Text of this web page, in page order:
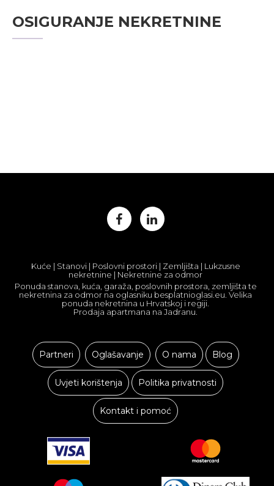
OSIGURANJE NEKRETNINE
Kuće | Stanovi | Poslovni prostori | Zemljišta | Lukzusne
nekretnine | Nekretnine za odmor
Ponuda stanova, kuća, garaža, poslovnih prostora, zemljišta te
nekretnina za odmor na oglasniku besplatnioglasi.eu. Velika
ponuda nekretnina u Hrvatskoj i regiji.
Prodaja apartmana na Jadranu.
Partneri Oglašavanje O nama Blog
Uvjeti korištenja Politika privatnosti
Kontakt i pomoć